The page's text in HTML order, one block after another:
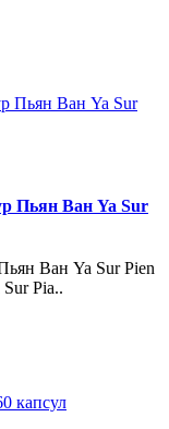
Пьян Ван Ya Sur
Ван Ya Sur Pien
Pia..